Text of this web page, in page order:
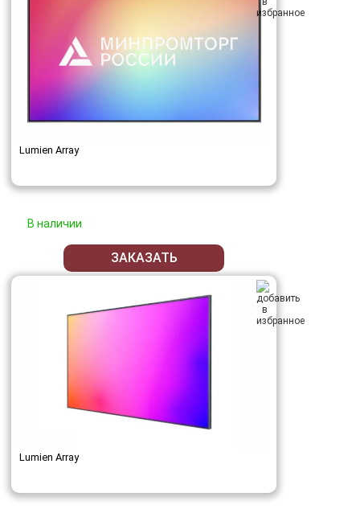
Lumien Array
В наличии
ЗАКАЗАТЬ
Lumien Array